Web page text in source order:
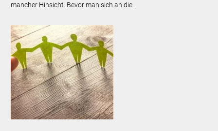
mancher Hinsicht. Bevor man sich an die…